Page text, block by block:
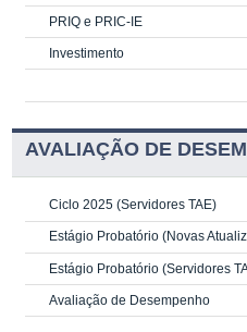
PRIQ e PRIC-IE
Investimento
AVALIAÇÃO DE
Ciclo 2025 (Servidores TAE)
Estágio Probatório (Novas
Estágio Probatório (Servidores
Avaliação de Desempenho